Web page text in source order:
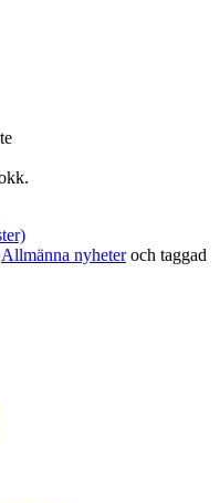
Allmänna nyheteroch taggad